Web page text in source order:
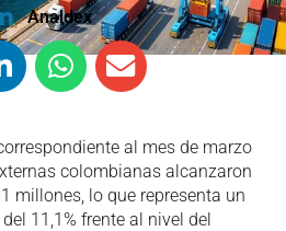
Analdex
al mes de marzo
colombianas alcanzaron
millones, lo que representa un
11,1% frente al nivel del